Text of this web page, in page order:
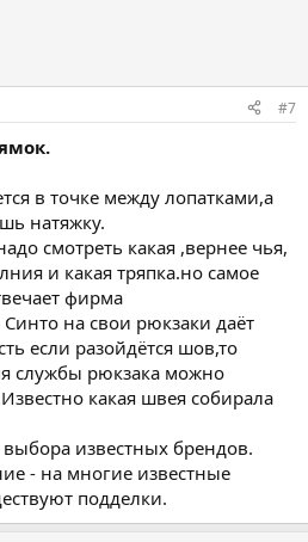
#7
в точке между лопатками,а
натяжку.
смотреть какая ,вернее чья,
и какая тряпка.но самое
фирма
на свои рюкзаки даёт
если разойдётся шов,то
службы рюкзака можно
какая швея собирала
известных брендов.
- на многие известные
подделки.